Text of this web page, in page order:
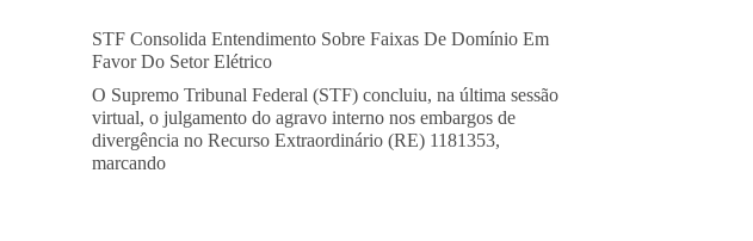
STF Consolida Entendimento Sobre Faixas De Domínio Em
Favor Do Setor Elétrico
O Supremo Tribunal Federal (STF) concluiu, na última sessão
virtual, o julgamento do agravo interno nos embargos de
divergência no Recurso Extraordinário (RE) 1181353,
marcando